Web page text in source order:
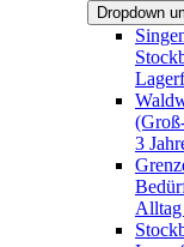
Dropdown
3
Alltag